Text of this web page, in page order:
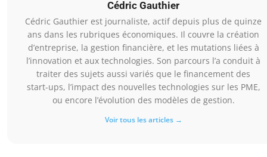
Cédric Gauthier
Cédric Gauthier est journaliste, actif depuis plus de quinze
ans dans les rubriques économiques. Il couvre la création
d’entreprise, la gestion financière, et les mutations liées à
l’innovation et aux technologies. Son parcours l’a conduit à
traiter des sujets aussi variés que le financement des
start-ups, l’impact des nouvelles technologies sur les PME,
ou encore l’évolution des modèles de gestion.
Voir tous les articles →